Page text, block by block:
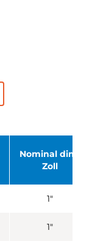
Nominal dim.
Zoll
1"
1"